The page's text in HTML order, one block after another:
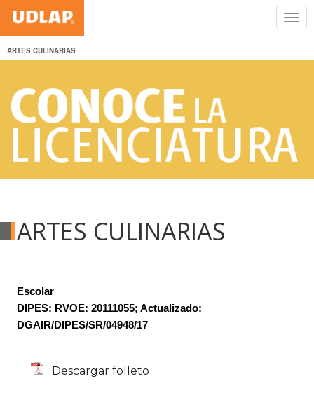
ARTES CULINARIAS
ARTES CULINARIAS
Escolar
DIPES: RVOE: 20111055; Actualizado:
DGAIR/DIPES/SR/04948/17
Descargar folleto